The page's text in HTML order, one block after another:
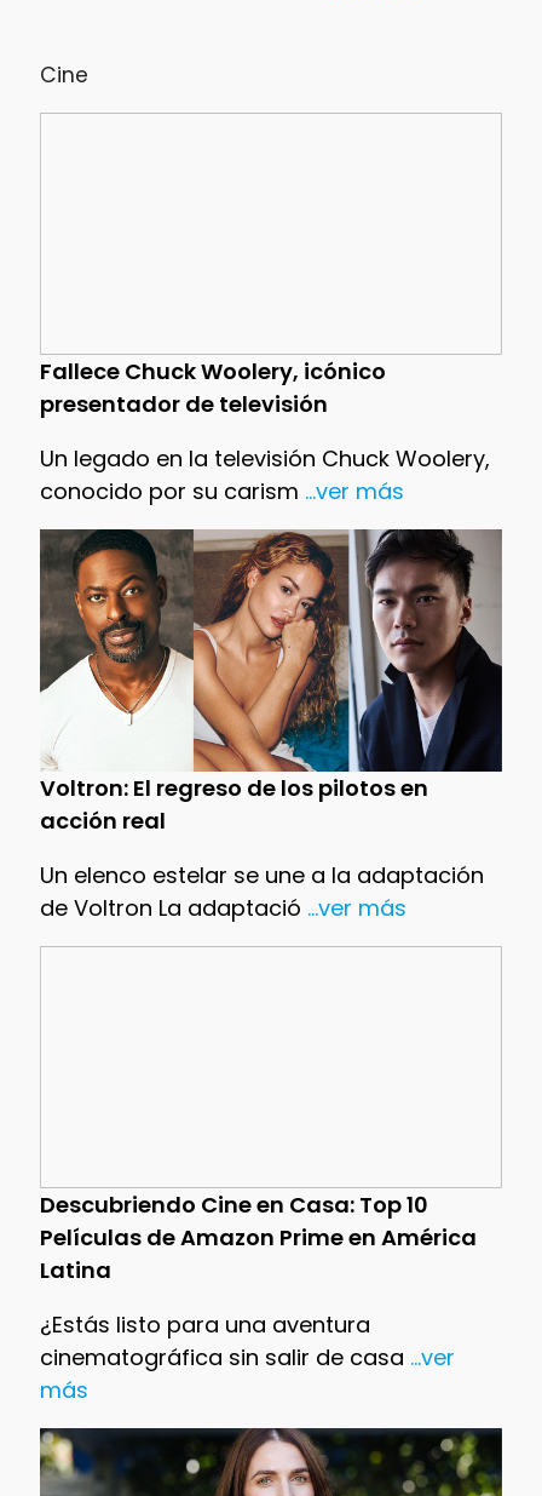
Cine
Fallece Chuck Woolery, icónico
presentador de televisión
Un legado en la televisión Chuck Woolery,
conocido por su carism ...ver más
Voltron: El regreso de los pilotos en
acción real
Un elenco estelar se une a la adaptación
de Voltron La adaptació ...ver más
Descubriendo Cine en Casa: Top 10
Películas de Amazon Prime en América
Latina
¿Estás listo para una aventura
cinematográfica sin salir de casa ...ver
más